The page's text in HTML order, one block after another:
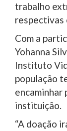
trabalho
respectivas
Com a
Yohanna
Instituto
população
encaminhar
instituição.
“A doação